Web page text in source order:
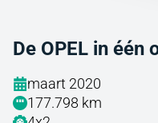
De OPEL in één
maart 2020
177.798 km